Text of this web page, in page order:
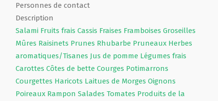
Personnes de contact
Description
Salami Fruits frais Cassis Fraises Framboises Groseilles
Mûres Raisinets Prunes Rhubarbe Pruneaux Herbes
aromatiques/Tisanes Jus de pomme Légumes frais
Carottes Côtes de bette Courges Potimarrons
Courgettes Haricots Laitues de Morges Oignons
Poireaux Rampon Salades Tomates Produits de la